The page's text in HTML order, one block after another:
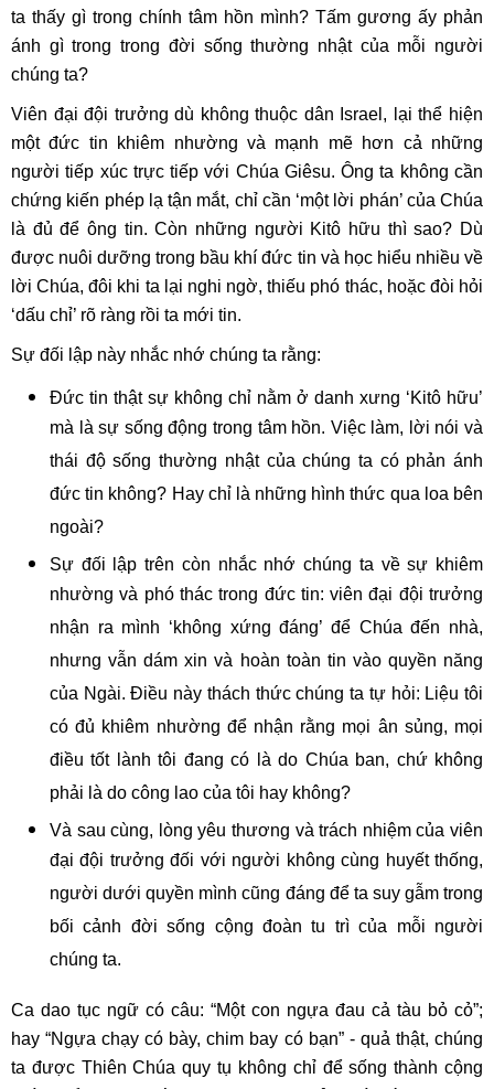
ta thấy gì trong chính tâm hồn mình? Tấm gương ấy phản
ánh gì trong trong đời sống thường nhật của mỗi người
chúng ta?
Viên đại đội trưởng dù không thuộc dân Israel, lại thể hiện
một đức tin khiêm nhường và mạnh mẽ hơn cả những
người tiếp xúc trực tiếp với Chúa Giêsu. Ông ta không cần
chứng kiến phép lạ tận mắt, chỉ cần ‘một lời phán’ của Chúa
là đủ để ông tin. Còn những người Kitô hữu thì sao? Dù
được nuôi dưỡng trong bầu khí đức tin và học hiểu nhiều về
lời Chúa, đôi khi ta lại nghi ngờ, thiếu phó thác, hoặc đòi hỏi
‘dấu chỉ’ rõ ràng rồi ta mới tin.
Sự đối lập này nhắc nhớ chúng ta rằng:
Đức tin thật sự không chỉ nằm ở danh xưng ‘Kitô hữu’
mà là sự sống động trong tâm hồn. Việc làm, lời nói và
thái độ sống thường nhật của chúng ta có phản ánh
đức tin không? Hay chỉ là những hình thức qua loa bên
ngoài?
Sự đối lập trên còn nhắc nhớ chúng ta về sự khiêm
nhường và phó thác trong đức tin: viên đại đội trưởng
nhận ra mình ‘không xứng đáng’ để Chúa đến nhà,
nhưng vẫn dám xin và hoàn toàn tin vào quyền năng
của Ngài. Điều này thách thức chúng ta tự hỏi: Liệu tôi
có đủ khiêm nhường để nhận rằng mọi ân sủng, mọi
điều tốt lành tôi đang có là do Chúa ban, chứ không
phải là do công lao của tôi hay không?
Và sau cùng, lòng yêu thương và trách nhiệm của viên
đại đội trưởng đối với người không cùng huyết thống,
người dưới quyền mình cũng đáng để ta suy gẫm trong
bối cảnh đời sống cộng đoàn tu trì của mỗi người
chúng ta.
Ca dao tục ngữ có câu: “Một con ngựa đau cả tàu bỏ cỏ”;
hay “Ngựa chạy có bày, chim bay có bạn” - quả thật, chúng
ta được Thiên Chúa quy tụ không chỉ để sống thành cộng